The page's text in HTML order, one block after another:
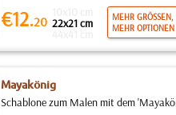
€12.20 22x21 cm
MEHR GRÖSSEN,
MEHR OPTIONEN
Mayakönig
Schablone zum Malen mit dem